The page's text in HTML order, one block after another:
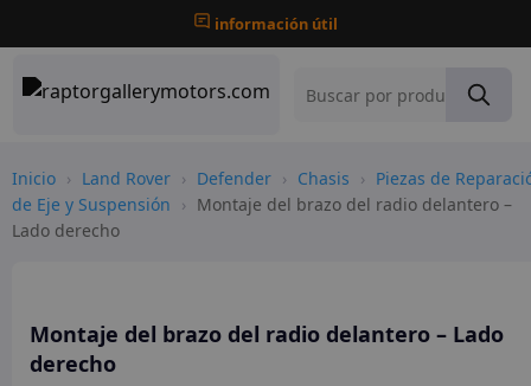
información útil
Inicio › Land Rover › Defender › Chasis › Piezas de
de Eje y Suspensión › Montaje del brazo del radio delantero –
Lado derecho
Montaje del brazo del radio delantero – Lado
derecho